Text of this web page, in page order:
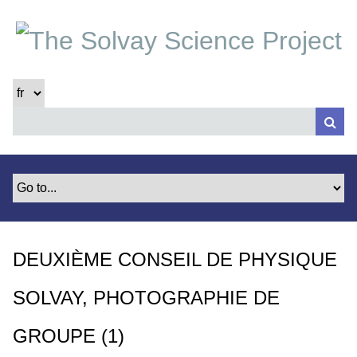
t
DEUXIÈME CONSEIL DE PHYSIQUE
SOLVAY, PHOTOGRAPHIE DE
GROUPE (1)